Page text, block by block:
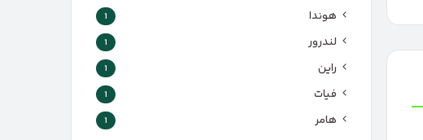
هوندا 1
لندرور 1
راین 1
فیات 1
هامر 1